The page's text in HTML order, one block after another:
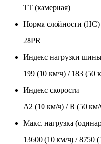
TT (камерная)
Норма слойности (НС)
28PR
Индекс нагрузки
199 (10 км/ч) / 183 (50
Индекс скорости
А2 (10 км/ч) / В (50 км/
Макс. нагрузка
13600 (10 км/ч) / 8750